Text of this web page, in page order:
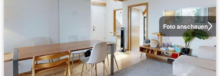
Foto anschauen